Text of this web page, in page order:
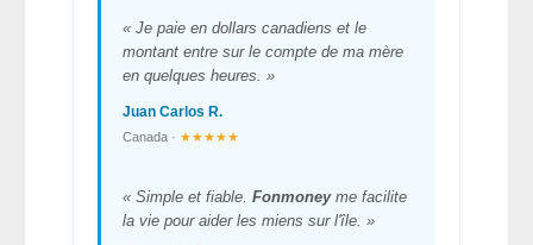
« Je paie en dollars canadiens et le
montant entre sur le compte de ma mère
en quelques heures. »
Juan Carlos R.
Canada · ★★★★★
« Simple et fiable. Fonmoneyme facilite
la vie pour aider les miens sur l'île. »